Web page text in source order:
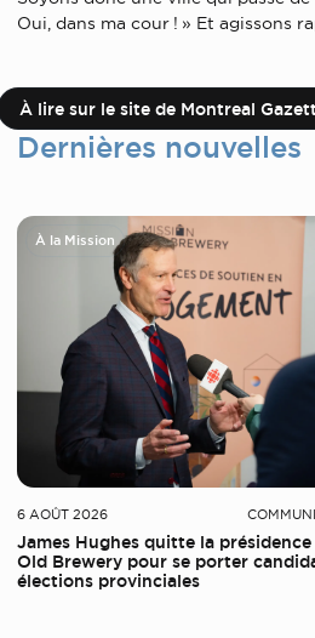
Oui, dans ma cour ! » Et agissons
À lire sur le site de Montreal
Dernières nouvelles
À la Mission
6 AOÛT 2026
James Hughes quitte la présidence
Old Brewery pour se porter
élections provinciales